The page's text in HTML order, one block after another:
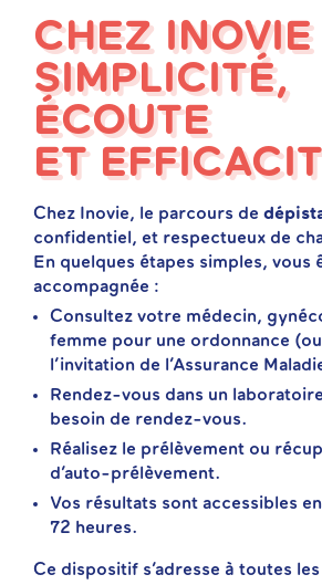
CHEZ
SIMPLICITÉ,
ÉCOUTE
ET
Chez Inovie, le parcours de
confidentiel, et respectueux de
En quelques étapes simples, vous
accompagnée :
Consultez votre médecin,
femme pour une ordonnance
l’invitation de l’Assurance
Rendez-vous dans un
besoin de rendez-vous.
Réalisez le prélèvement ou
d’auto-prélèvement.
Vos résultats sont accessibles
72 heures.
Ce dispositif s’adresse à toutes les